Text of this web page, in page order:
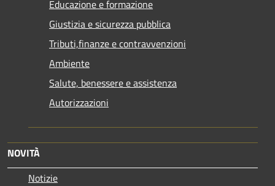
Educazione e formazione
Giustizia e sicurezza pubblica
Tributi,finanze e contravvenzioni
Ambiente
Salute, benessere e assistenza
Autorizzazioni
NOVITÀ
Notizie